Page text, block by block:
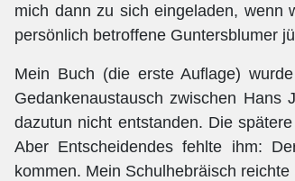
mich dann zu sich eingeladen, wenn
persönlich betroffene Guntersblumer
Mein Buch (die erste Auflage)
Gedankenaustausch zwischen
dazutun nicht entstanden. Die
Aber Entscheidendes fehlte ihm:
kommen. Mein Schulhebräisch